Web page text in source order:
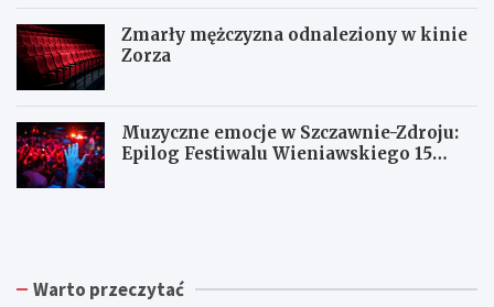
Zmarły mężczyzna odnaleziony w kinie
Zorza
Muzyczne emocje w Szczawnie-Zdroju:
Epilog Festiwalu Wieniawskiego 15
Z
k
W
z
W
z Warto przeczytać